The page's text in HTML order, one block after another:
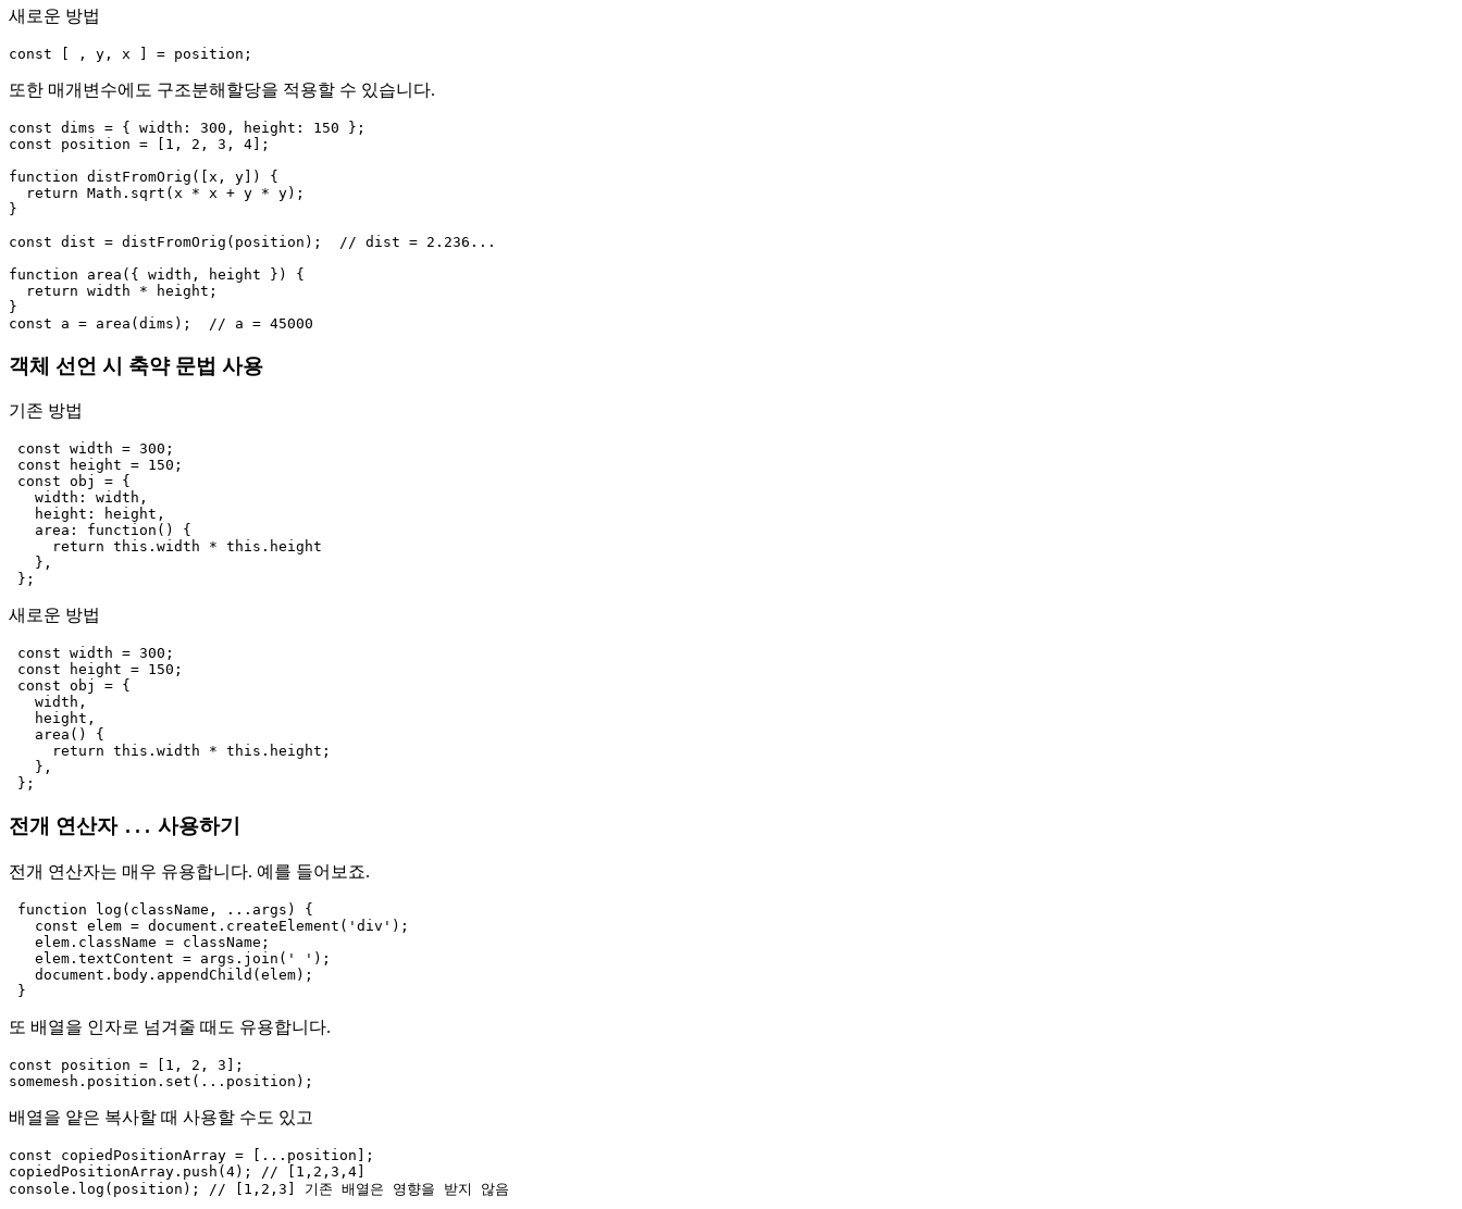
새로운 방법
또한 매개변수에도 구조분해할당을 적용할 수 있습니다.
const dims = { width: 300, height: 150 };
const position = [1, 2, 3, 4];
function distFromOrig([x, y]) {
  return Math.sqrt(x * x + y * y);
}
const dist = distFromOrig(position);  // dist = 2.236...
function area({ width, height }) {
  return width * height;
}
객체 선언 시 축약 문법 사용
기존 방법
const width = 300;
const height = 150;
const obj = {
   width: width,
   height: height,
   area: function() {
     return this.width * this.height
   },
새로운 방법
const width = 300;
const height = 150;
const obj = {
   width,
   height,
   area() {
     return this.width * this.height;
   },
전개 연산자 ... 사용하기
전개 연산자는 매우 유용합니다. 예를 들어보죠.
function log(className, ...args) {
   const elem = document.createElement('div');
   elem.className = className;
   elem.textContent = args.join(' ');
   document.body.appendChild(elem);
또 배열을 인자로 넘겨줄 때도 유용합니다.
const position = [1, 2, 3];
배열을 얕은 복사할 때 사용할 수도 있고
const copiedPositionArray = [...position];
copiedPositionArray.push(4); // [1,2,3,4]